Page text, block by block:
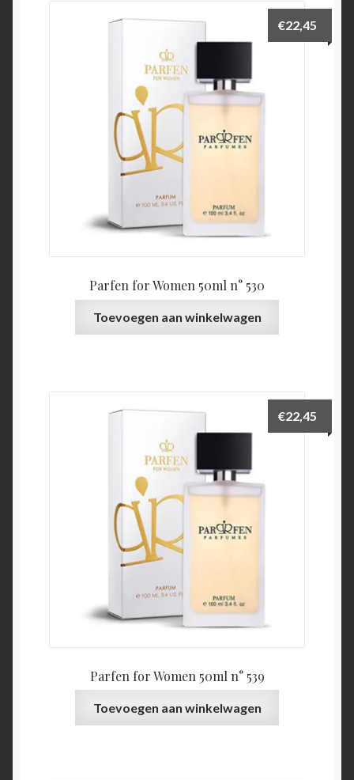
Parfen for Women 50ml n° 530
€22,45
Toevoegen aan winkelwagen
Parfen for Women 50ml n° 539
€22,45
Toevoegen aan winkelwagen